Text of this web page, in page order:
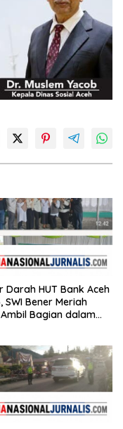
Darah HUT Bank Aceh
SWI Bener Meriah
Bagian dalam